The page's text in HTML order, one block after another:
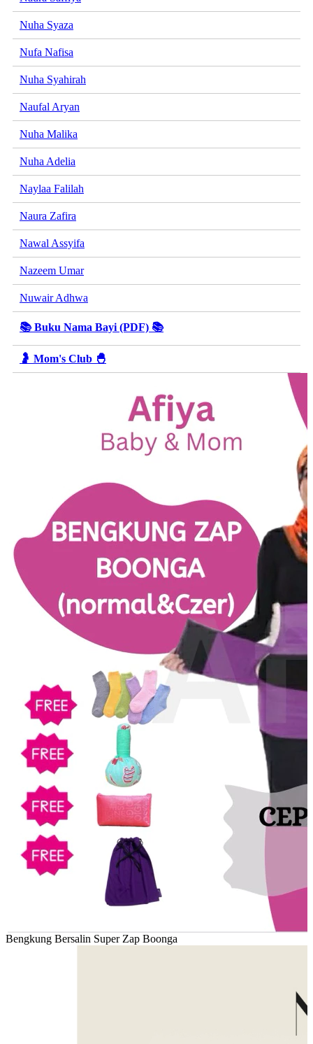
Nuha Syaza
Nufa Nafisa
Nuha Syahirah
Naufal Aryan
Nuha Malika
Nuha Adelia
Naylaa Falilah
Naura Zafira
Nawal Assyifa
Nazeem Umar
Nuwair Adhwa
📚 Buku Nama Bayi (PDF) 📚
🤰 Mom's Club 🐣
Bengkung Bersalin Super Zap Boonga